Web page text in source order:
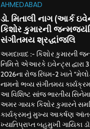
AHMEDABAD
ડો. મિતાલી નાગ (આર્ક
કિશોર કુમારની
સંગીતમય શ્રદ્ધાંજલિ
અમદાવાદ :- કિશોર કુમારની
નિમિત્તે એઆરકે ઇવેન્ટ્સ દ્વારા
2026ના રોજ રિધમ-2 ખાતે
નામનો ભવ્ય સંગીતમય
આ વિશિષ્ટ સાંજ ભારતીય
અમર ગાયક કિશોર કુમારને
કાર્યક્રમનું મુખ્ય આકર્ષણ
ખ્યાતિપ્રાપ્ત બહુમુખી ગાયિકા